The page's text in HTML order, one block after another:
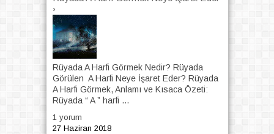
›
Rüyada A Harfi Görmek Nedir? Rüyada
Görülen A Harfi Neye İşaret Eder? Rüyada
A Harfi Görmek, Anlamı ve Kısaca Özeti:
Rüyada “ A ” harfi ...
1 yorum
27 Haziran 2018